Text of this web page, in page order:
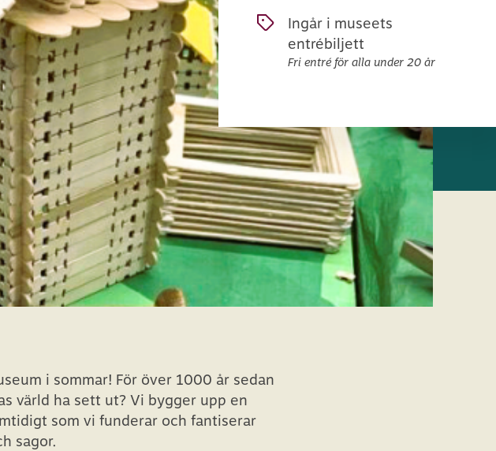
Ingår i museets
entrébiljett
Fri entré för alla under 20 år
i sommar! För över 1000 år sedan
värld ha sett ut? Vi bygger upp en
som vi funderar och fantiserar
sagor.